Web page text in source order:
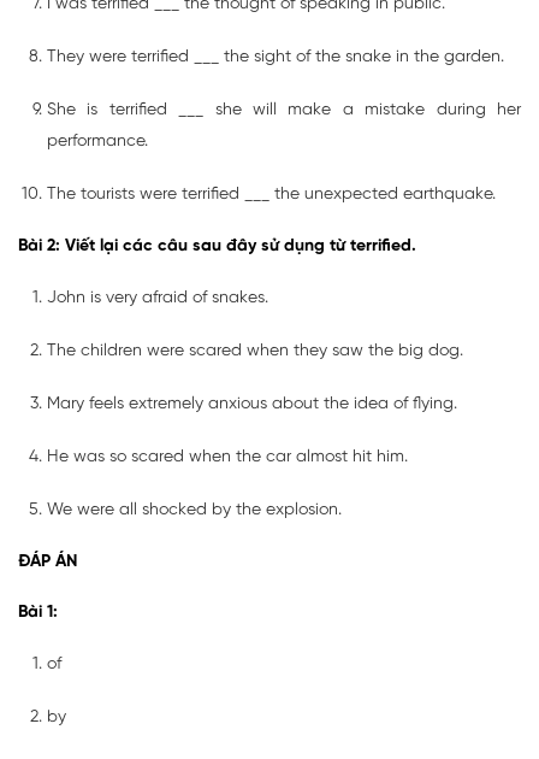
I was terrified ___ the thought of speaking in public.
They were terrified ___ the sight of the snake in the garden.
She is terrified ___ she will make a mistake during her
performance.
The tourists were terrified ___ the unexpected earthquake.
Bài 2: Viết lại các câu sau đây sử dụng từ terrified.
John is very afraid of snakes.
The children were scared when they saw the big dog.
Mary feels extremely anxious about the idea of flying.
He was so scared when the car almost hit him.
We were all shocked by the explosion.
ĐÁP ÁN
Bài 1:
of
by